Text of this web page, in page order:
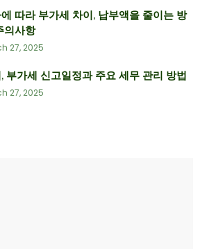
따라 부가세 차이, 납부액을 줄이는 방
의사항
27, 2025
부가세 신고일정과 주요 세무 관리 방법
27, 2025